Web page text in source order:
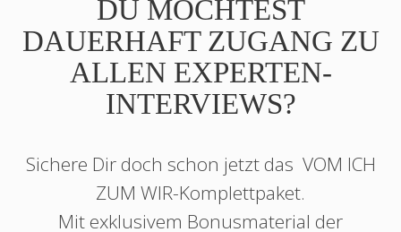
DU MÖCHTEST
DAUERHAFT ZUGANG ZU
ALLEN EXPERTEN-
INTERVIEWS?
Sichere Dir doch schon jetzt das VOM ICH
ZUM WIR-Komplettpaket.
Mit exklusivem Bonusmaterial der